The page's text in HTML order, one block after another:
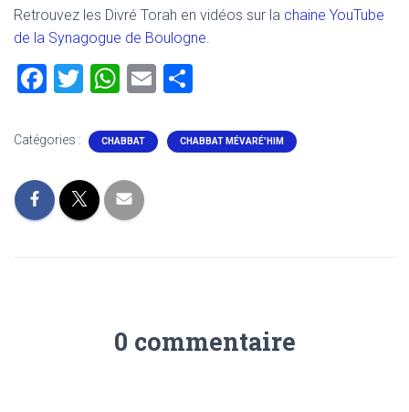
Retrouvez les Divré Torah en vidéos sur la chaine YouTube
de la Synagogue de Boulogne.
F
ce
o
ok
T
tt
W
at
A
p
E
ai ta
Catégories : CHABBAT CHABBAT MÉVARÉ'HIM
0 commentaire